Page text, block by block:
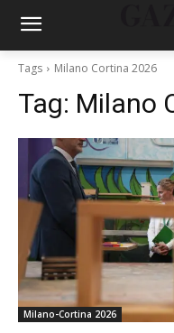
Tags Milano Cortina 2026
Tag: Milano
Milano-Cortina 2026